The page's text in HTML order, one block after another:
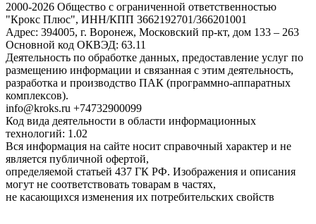
2000-2026 Общество с ограниченной ответственностью
"Крокс Плюс", ИНН/КПП 3662192701/366201001
Адрес: 394005, г. Воронеж, Московский пр-кт, дом 133 – 263
Основной код ОКВЭД: 63.11
Деятельность по обработке данных, предоставление услуг по
размещению информации и связанная с этим деятельность,
разработка и производство ПАК (программно-аппаратных
комплексов).
info@kroks.ru +74732900099
Код вида деятельности в области информационных
технологий: 1.02
Вся информация на сайте носит справочный характер и не
является публичной офертой,
определяемой статьей 437 ГК РФ. Изображения и описания
могут не соответствовать товарам в частях,
не касающихся изменения их потребительских свойств